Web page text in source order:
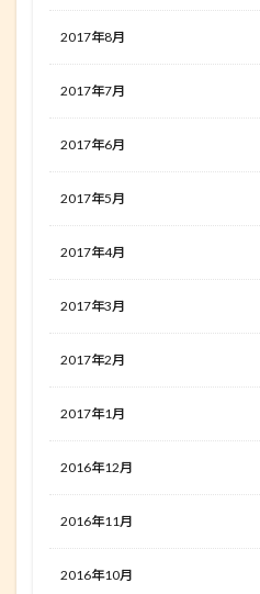
2017年8月
2017年7月
2017年6月
2017年5月
2017年4月
2017年3月
2017年2月
2017年1月
2016年12月
2016年11月
2016年10月